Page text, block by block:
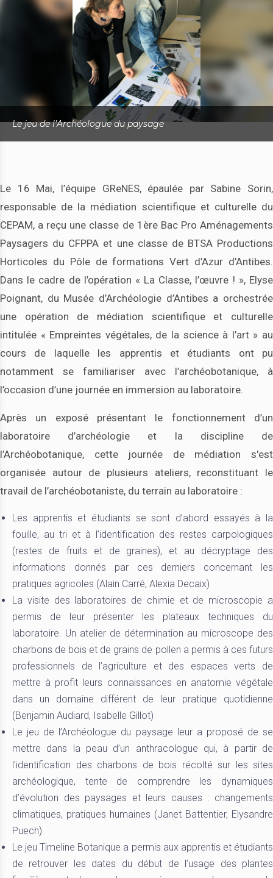
Le jeu de l’Archéologue du paysage
Le 16 Mai, l’équipe GReNES, épaulée par Sabine Sorin,
responsable de la médiation scientifique et culturelle du
CEPAM, a reçu une classe de 1ère Bac Pro Aménagements
Paysagers du CFPPA et une classe de BTSA Productions
Horticoles du Pôle de formations Vert d’Azur d’Antibes.
Dans le cadre de l’opération « La Classe, l’œuvre ! », Elyse
Poignant, du Musée d’Archéologie d’Antibes a orchestrée
une opération de médiation scientifique et culturelle
intitulée « Empreintes végétales, de la science à l’art » au
cours de laquelle les apprentis et étudiants ont pu
notamment se familiariser avec l’archéobotanique, à
l’occasion d’une journée en immersion au laboratoire.
Après un exposé présentant le fonctionnement d’un
laboratoire d’archéologie et la discipline de
l’Archéobotanique, cette journée de médiation s'est
organisée autour de plusieurs ateliers, reconstituant le
travail de l’archéobotaniste, du terrain au laboratoire :
Les apprentis et étudiants se sont d’abord essayés à la
fouille, au tri et à l’identification des restes carpologiques
(restes de fruits et de graines), et au décryptage des
informations donnés par ces derniers concernant les
pratiques agricoles (Alain Carré, Alexia Decaix)
La visite des laboratoires de chimie et de microscopie a
permis de leur présenter les plateaux techniques du
laboratoire. Un atelier de détermination au microscope des
charbons de bois et de grains de pollen a permis à ces futurs
professionnels de l’agriculture et des espaces verts de
mettre à profit leurs connaissances en anatomie végétale
dans un domaine différent de leur pratique quotidienne
(Benjamin Audiard, Isabelle Gillot)
Le jeu de l’Archéologue du paysage leur a proposé de se
mettre dans la peau d’un anthracologue qui, à partir de
l'identification des charbons de bois récolté sur les sites
archéologique, tente de comprendre les dynamiques
d’évolution des paysages et leurs causes : changements
climatiques, pratiques humaines (Janet Battentier, Elysandre
Puech)
Le jeu Timeline Botanique a permis aux apprentis et étudiants
de retrouver les dates du début de l’usage des plantes